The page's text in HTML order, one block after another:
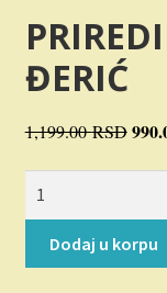
O nama
Plaćanje
Uslovi korišćenja
ĐERIĆ
1,199.00RSD
količina
Dodaj u korpu